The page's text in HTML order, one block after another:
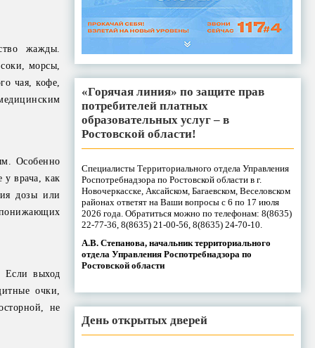
жажды.
морсы,
чая, кофе,
Особенно
у врача, как
дозы или
Если выход
очки,
не
«Горячая линия» по защите прав
потребителей платных
образовательных услуг – в
Ростовской области!
Специалисты Территориального отдела Управления
Роспотребнадзора по Ростовской области в г.
Новочеркасске, Аксайском, Багаевском, Веселовском
районах ответят на Ваши вопросы с 6 по 17 июля
2026 года. Обратиться можно по телефонам: 8(8635)
22-77-36, 8(8635) 21-00-56, 8(8635) 24-70-10.
А.В. Степанова, начальник территориального
отдела Управления Роспотребнадзора по
Ростовской области
День открытых дверей